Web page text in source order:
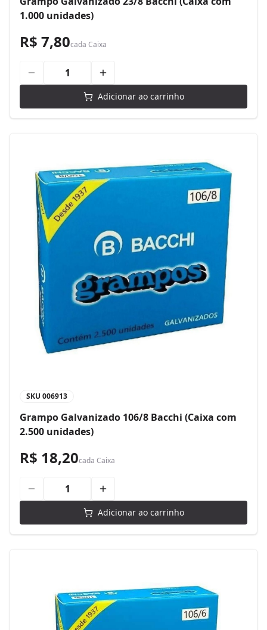
1.000 unidades)
R$ 7,80cada Caixa
Adicionar ao carrinho
SKU 006913
Grampo Galvanizado 106/8 Bacchi (Caixa com
2.500 unidades)
R$ 18,20cada Caixa
Adicionar ao carrinho